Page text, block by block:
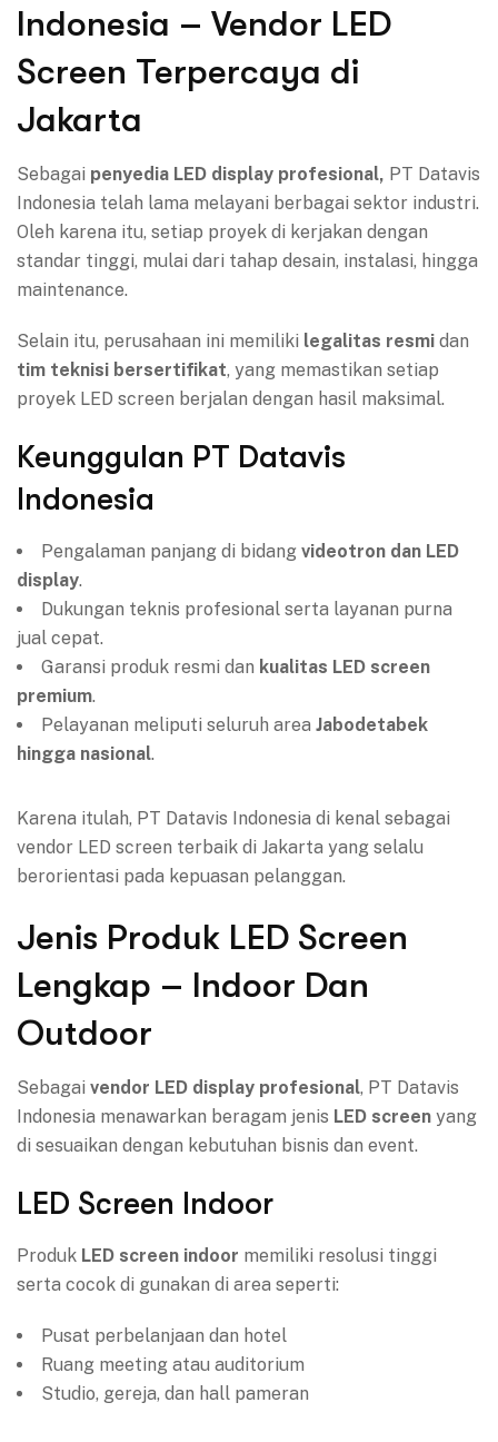
Indonesia – Vendor LED
Screen Terpercaya di
Jakarta
Sebagai penyedia LED display profesional, PT Datavis
Indonesia telah lama melayani berbagai sektor industri.
Oleh karena itu, setiap proyek di kerjakan dengan
standar tinggi, mulai dari tahap desain, instalasi, hingga
maintenance.
Selain itu, perusahaan ini memiliki legalitas resmi dan
tim teknisi bersertifikat, yang memastikan setiap
proyek LED screen berjalan dengan hasil maksimal.
Keunggulan PT Datavis
Indonesia
Pengalaman panjang di bidang videotron dan LED
display.
Dukungan teknis profesional serta layanan purna
jual cepat.
Garansi produk resmi dan kualitas LED screen
premium.
Pelayanan meliputi seluruh area Jabodetabek
hingga nasional.
Karena itulah, PT Datavis Indonesia di kenal sebagai
vendor LED screen terbaik di Jakarta yang selalu
berorientasi pada kepuasan pelanggan.
Jenis Produk LED Screen
Lengkap – Indoor Dan
Outdoor
Sebagai vendor LED display profesional, PT Datavis
Indonesia menawarkan beragam jenis LED screen yang
di sesuaikan dengan kebutuhan bisnis dan event.
LED Screen Indoor
Produk LED screen indoor memiliki resolusi tinggi
serta cocok di gunakan di area seperti:
Pusat perbelanjaan dan hotel
Ruang meeting atau auditorium
Studio, gereja, dan hall pameran